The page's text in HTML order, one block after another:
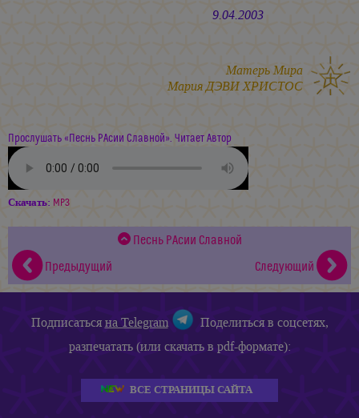
9.04.2003
Матерь Мира
Мария ДЭВИ ХРИСТОС
Прослушать «Песнь РАсии Славной». Читает Автор
Скачать: MP3
Песнь РАсии Славной
Предыдущий
Следующий
Подписатьсяна Telegram
Поделиться в соцсетях,
разпечатать (или скачать в pdf-формате):
ВСЕ СТРАНИЦЫ САЙТА